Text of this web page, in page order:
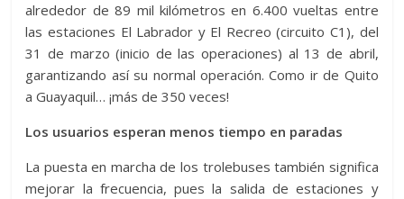
alrededor de 89 mil kilómetros en 6.400 vueltas entre
las estaciones El Labrador y El Recreo (circuito C1), del
31 de marzo (inicio de las operaciones) al 13 de abril,
garantizando así su normal operación. Como ir de Quito
a Guayaquil… ¡más de 350 veces!
Los usuarios esperan menos tiempo en paradas
La puesta en marcha de los trolebuses también significa
mejorar la frecuencia, pues la salida de estaciones y